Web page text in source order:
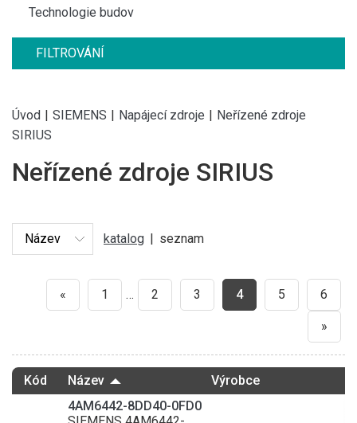
Technologie budov
FILTROVÁNÍ
Úvod | SIEMENS | Napájecí zdroje | Neřízené zdroje
SIRIUS
Neřízené zdroje SIRIUS
katalog | seznam
« 1 … 2 3 4 5 6
»
Kód Název Výrobce
4AM6442-8DD40-0FD0